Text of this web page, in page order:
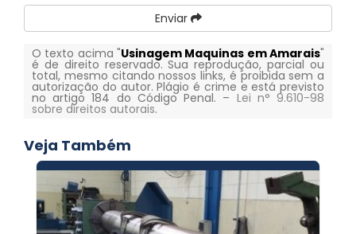
Enviar
O texto acima "Usinagem Maquinas em Amarais"
é de direito reservado. Sua reprodução, parcial ou
total, mesmo citando nossos links, é proibida sem a
autorização do autor. Plágio é crime e está previsto
no artigo 184 do Código Penal. – Lei n° 9.610-98
sobre direitos autorais.
Veja Também